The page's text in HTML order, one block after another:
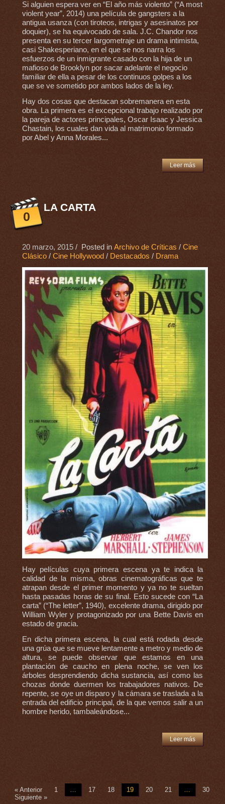
Si alguien espera ver en “El año más violento” (“A most
violent year”, 2014) una película de gangsters a la
antigua usanza (con tiroteos, intrigas y asesinatos por
doquier), se ha equivocado de sala. J.C. Chandor nos
presenta en su tercer largometraje un drama intimista,
casi Shakesperiano, en el que se nos narra los
esfuerzos de un inmigrante casado con la hija de un
mafioso de Brooklyn por sacar adelante el negocio
familiar de ella a pesar de los continuos golpes a los
que se ve sometido por ambos lados de la ley.
Hay dos cosas que destacan sobremanera en esta
obra. La primera es el excepcional trabajo realizado por
la pareja de actores principales, Oscar Isaac y Jessica
Chastain, los cuales dan vida al matrimonio formado
por Abel y Anna Morales...
Leer más
0
LA CARTA
20 marzo, 2015/ Posted in Archivo de Críticas / Cine
Clásico/ Cine Hollywood / Destacados / Drama
Hay películas cuya primera escena ya te indica la
calidad de la misma, obras cinematográficas que te
atrapan desde el primer momento y ya no te sueltan
hasta pasadas horas de su final. Esto sucede con “La
carta” (“The letter”, 1940), excelente drama, dirigido por
William Wyler y protagonizado por una Bette Davis en
estado de gracia.
En dicha primera escena, la cual está rodada desde
una grúa que se mueve lentamente a metro y medio de
altura, se puede observar que estamos en una
plantación de caucho en plena noche, se ven los
árboles desprendiendo dicha sustancia, así como las
chozas donde duermen los trabajadores nativos. De
repente, se oye un disparo y la cámara se traslada a la
entrada del edificio principal, de la que vemos salir a un
hombre herido, tambaleándose...
Leer más
« Anterior 1 … 17 18 19 20 21 …
30
Siguiente »